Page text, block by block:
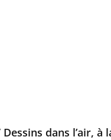
Dessins dans l’air,